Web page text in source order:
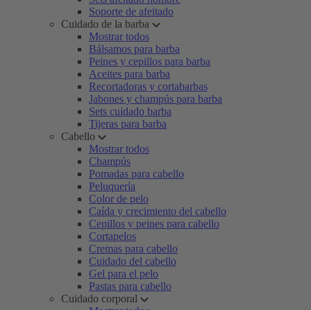
Soporte de afeitado
Cuidado de la barba
Mostrar todos
Bálsamos para barba
Peines y cepillos para barba
Aceites para barba
Recortadoras y cortabarbas
Jabones y champús para barba
Sets cuidado barba
Tijeras para barba
Cabello
Mostrar todos
Champús
Pomadas para cabello
Peluquería
Color de pelo
Caída y crecimiento del cabello
Cepillos y peines para cabello
Cortapelos
Cremas para cabello
Cuidado del cabello
Gel para el pelo
Pastas para cabello
Cuidado corporal